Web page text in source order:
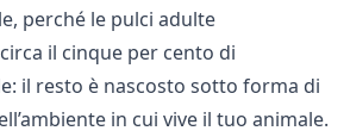
perché le pulci adulte
il cinque per cento di
il resto è nascosto sotto forma di
in cui vive il tuo animale.